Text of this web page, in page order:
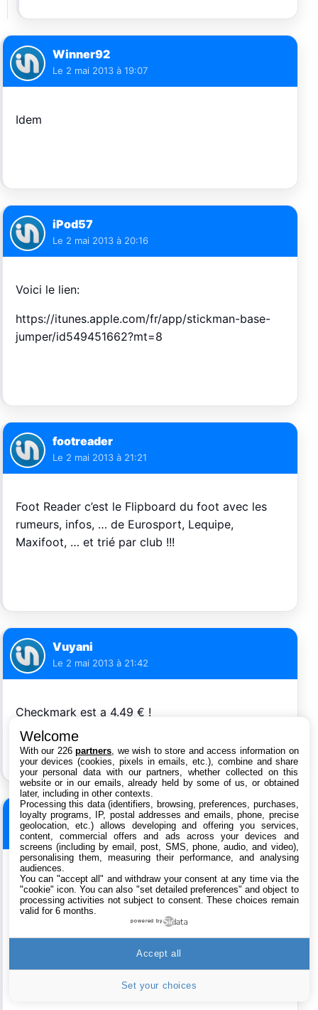
Winner92
Le 2 mai 2013 à 19:07
Idem
iPod57
Le 2 mai 2013 à 20:16
Voici le lien:
https://itunes.apple.com/fr/app/stickman-base-
jumper/id549451662?mt=8
footreader
Le 2 mai 2013 à 21:21
Foot Reader c’est le Flipboard du foot avec les
rumeurs, infos, … de Eurosport, Lequipe,
Maxifoot, … et trié par club !!!
Vuyani
Le 2 mai 2013 à 21:42
Checkmark est a 4.49 € !
Vuyani
Le3 mai 2013 à 06:46
Je ne sais pas ou vous pêchez vos infos mais
Checkmark, était a 2,69 € en novembre 2012 et
plus jamais depuis.
Il est passé à 0.89€ le 29 avril et manque de bol,
a 4.49€ alors que vous publiiez votre news.
Welcome
With our 226partners , we wish to store and access information on
your devices (cookies, pixels in emails, etc.), combine and share
your personal data with our partners, whether collected on this
website or in our emails, already held by some of us, or obtained
later, including in other contexts.
Processing this data (identifiers, browsing, preferences, purchases,
loyalty programs, IP, postal addresses and emails, phone, precise
geolocation, etc.) allows developing and offering you services,
content, commercial offers and ads across your devices and
screens (including by email, post, SMS, phone, audio, and video),
personalising them, measuring their performance, and analysing
audiences.
You can "accept all" and withdraw your consent at any time via the
"cookie" icon. You can also "set detailed preferences" and object to
processing activities not subject to consent. These choices remain
valid for 6 months.
powered by
Set your choices
Accept all